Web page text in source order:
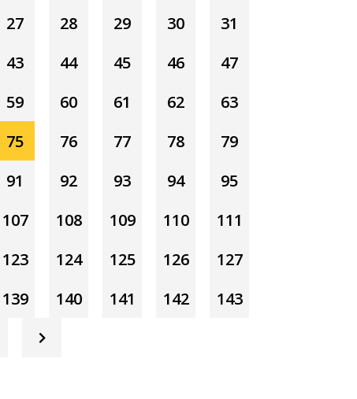
27 28 29 30
31
43 44 45 46
47
59 60 61 62
63
75 76 77 78
79
91 92 93 94
95
107 108 109 110
111
123 124 125 126
127
139 140 141 142
143